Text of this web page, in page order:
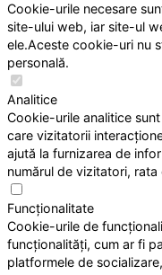
Cookie-urile necesare
site-ului web, iar site-ul
ele.Aceste cookie-uri nu
personală.
Analitice
Cookie-urile analitice
care vizitatorii
ajută la furnizarea de
numărul de vizitatori,
Funcționalitate
Cookie-urile de
funcționalități, cum ar fi
platformele de